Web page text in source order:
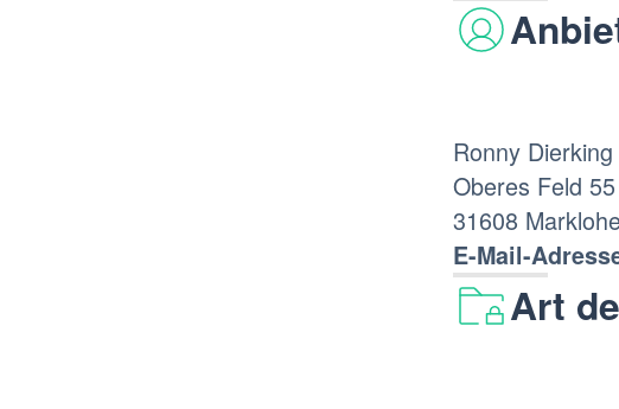
Ronny Dierking
Oberes Feld 55
31608 Marklohe
E-Mail-
Art